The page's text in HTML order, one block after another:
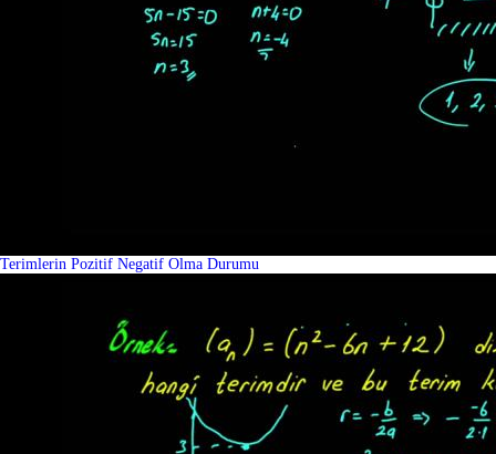
Terimlerin Pozitif Negatif Olma Durumu